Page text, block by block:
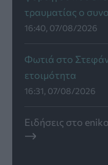
τραυματίας ο
16:40, 07/08/2026
Φωτιά στο
ετοιμότητα
16:31, 07/08/2026
Ειδήσεις στο